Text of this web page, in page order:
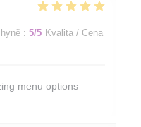
: 5/5 Kvalita / Cena
menu options